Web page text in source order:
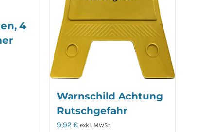
4
Warnschild Achtung
Rutschgefahr
9,92 € exkl. MWSt.